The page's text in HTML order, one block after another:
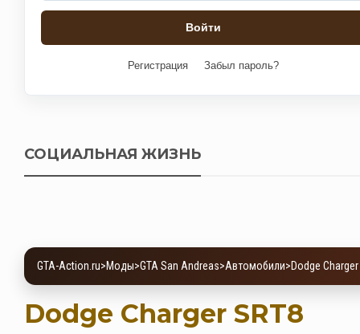
Регистрация Забыл пароль?
СОЦИАЛЬНАЯ ЖИЗНЬ
GTA-Action.ru>Моды>GTA San Andreas>Автомобили>Dodge Charger
Dodge Charger SRT8